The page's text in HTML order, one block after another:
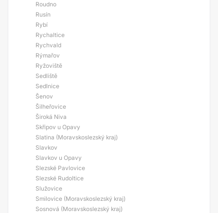
Roudno
Rusín
Rybí
Rychaltice
Rychvald
Rýmařov
Ryžoviště
Sedliště
Sedlnice
Šenov
Šilheřovice
Široká Niva
Skřipov u Opavy
Slatina (Moravskoslezský kraj)
Slavkov
Slavkov u Opavy
Slezské Pavlovice
Slezské Rudoltice
Služovice
Smilovice (Moravskoslezský kraj)
Sosnová (Moravskoslezský kraj)